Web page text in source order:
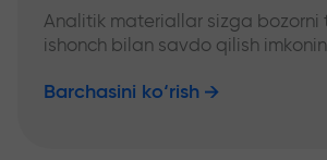
Analitik materiallar sizga bozorni
ishonch bilan savdo qilish
Barchasini ko‘rish